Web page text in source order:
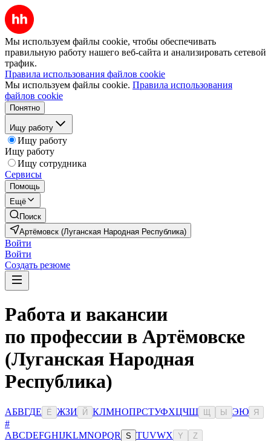
Мы используем файлы cookie, чтобы обеспечивать
правильную работу нашего веб-сайта и анализировать сетевой
трафик.
Правила использования файлов cookie
Мы используем файлы cookie. Правила использования
файлов cookie
Понятно
Ищу работу
Ищу работу
Ищу работу
Ищу сотрудника
Сервисы
Помощь
Ещё
Поиск
Артёмовск (Луганская Народная Республика)
Войти
Войти
Создать резюме
Работа и вакансии
по профессии в Артёмовске
(Луганская Народная
Республика)
АБВГДЕ Ё ЖЗИ Й КЛМНОПРСТУФХЦЧШ Ы ЭЮ Я
#
ABCDEFGHIJKLMNOPQR S TUVWX Y Z